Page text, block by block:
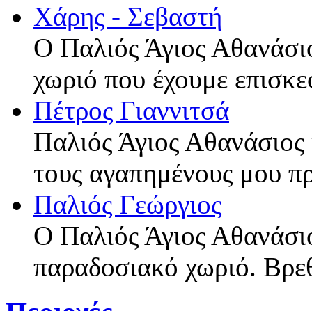
Χάρης - Σεβαστή
Ο Παλιός Άγιος
χωριό που έχουμε
Πέτρος Γιαννιτσά
Παλιός Άγιος
τους αγαπημένους μου
Παλιός Γεώργιος
Ο Παλιός Άγιος
παραδοσιακό χωριό.